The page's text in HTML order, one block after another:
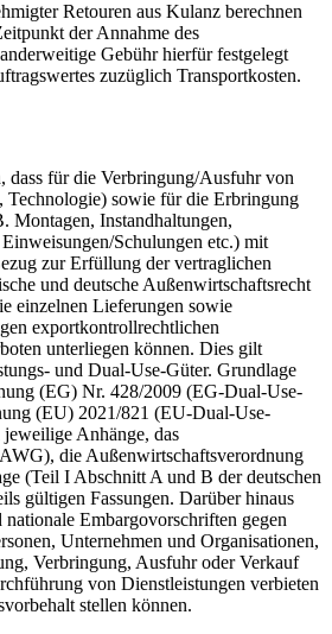
Retouren aus Kulanz berechnen
der Annahme des
Gebühr hierfür festgelegt
zuzüglich Transportkosten.
dass für die Verbringung/Ausfuhr von
Technologie) sowie für die Erbringung
Montagen, Instandhaltungen,
Schulungen etc.) mit
zur Erfüllung der vertraglichen
und deutsche Außenwirtschaftsrecht
einzelnen Lieferungen sowie
exportkontrollrechtlichen
unterliegen können. Dies gilt
und Dual-Use-Güter. Grundlage
(EG) Nr. 428/2009 (EG-Dual-Use-
(EU) 2021/821 (EU-Dual-Use-
Anhänge, das
die Außenwirtschaftsverordnung
(Teil I Abschnitt A und B der deutschen
gültigen Fassungen. Darüber hinaus
nationale Embargovorschriften gegen
Unternehmen und Organisationen,
Verbringung, Ausfuhr oder Verkauf
von Dienstleistungen verbieten
stellen können.